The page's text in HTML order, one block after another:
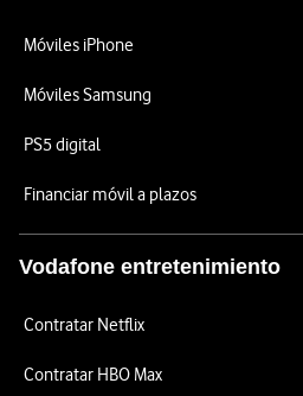
Móviles iPhone
Móviles Samsung
PS5 digital
Financiar móvil a plazos
Vodafone entretenimiento
Contratar Netflix
Contratar HBO Max